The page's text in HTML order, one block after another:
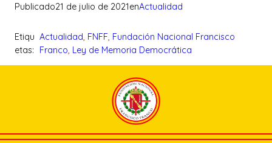
Publicado21 de julio de 2021enActualidad
Etiqu
etas:
Actualidad, FNFF, Fundación Nacional Francisco
Franco, Ley de Memoria Democrática